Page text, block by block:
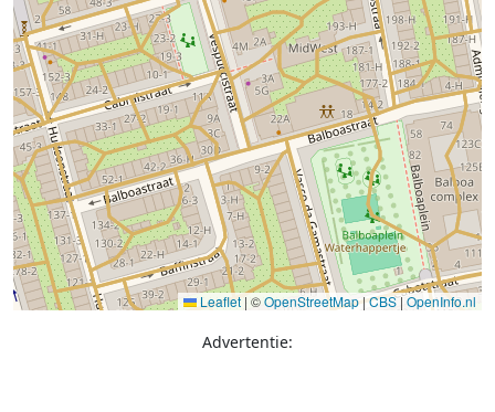
Leaflet | ©OpenStreetMap|CBS|OpenInfo.nl
Advertentie: